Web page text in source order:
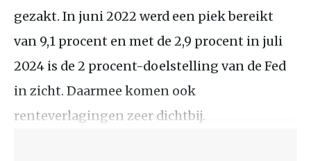
gezakt. In juni 2022 werd een piek bereikt
van 9,1 procent en met de 2,9 procent in juli
2024 is de 2 procent-doelstelling van de Fed
in zicht. Daarmee komen ook
renteverlagingen zeer dichtbij.